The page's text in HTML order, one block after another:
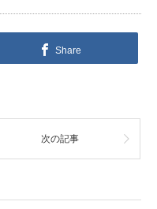
Share
次の記事